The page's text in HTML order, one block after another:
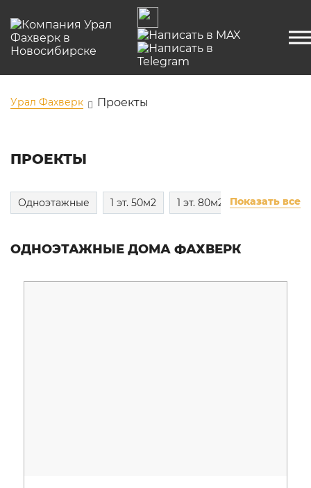
Урал Фахверк Проекты
ПРОЕКТЫ
Одноэтажные 1 эт. 50м2 1 эт. 80м2 1 эт. 100м2
Показать все
ОДНОЭТАЖНЫЕ ДОМА ФАХВЕРК